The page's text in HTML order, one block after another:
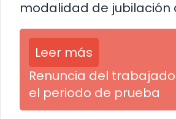
modalidad de jubilación
Leer más
Renuncia del
el periodo de prueba